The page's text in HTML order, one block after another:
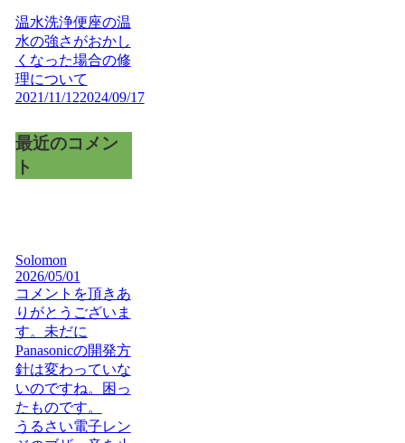
温水洗浄便座の温
水の強さがおかし
くなった場合の修
理について
2021/11/122024/09/17
最近のコメン
ト
Solomon
2026/05/01
コメントを頂きあ
りがとうございま
す。未だに
Panasonicの開発方
針は変わっていな
いのですね。困っ
たものです。
うるさい電子レン